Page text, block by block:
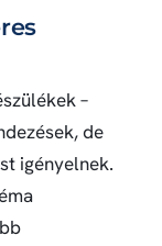
–
de
igényelnek.